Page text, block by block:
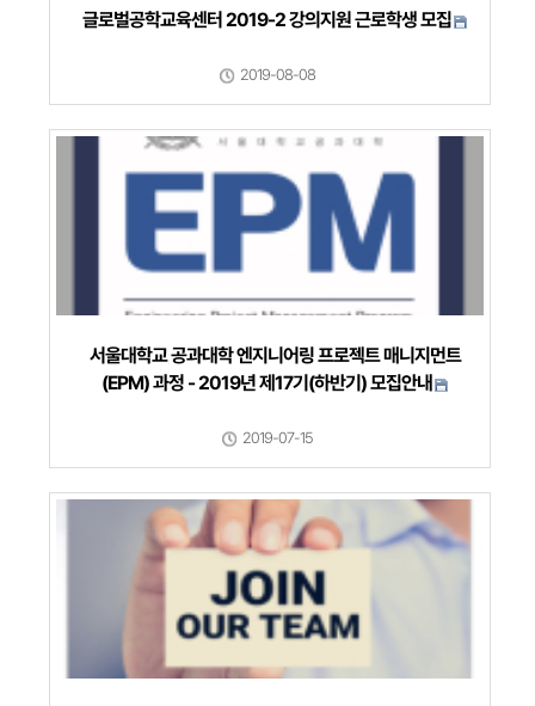
글로벌공학교육센터 2019-2 강의지원 근로학생 모집
2019-08-08
서울대학교 공과대학 엔지니어링 프로젝트 매니지먼트
(EPM) 과정 - 2019년 제17기(하반기) 모집안내
2019-07-15